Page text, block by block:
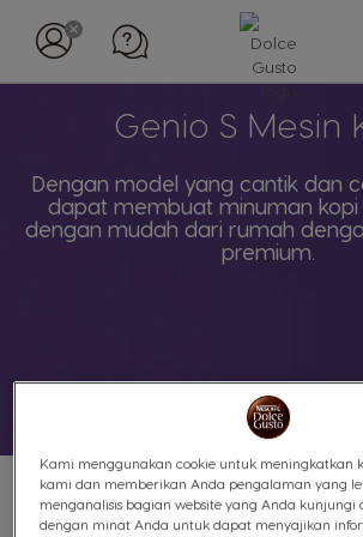
Genio S Mesin
Dengan model yang cantik dan
dapat membuat minuman
dengan mudah dari rumah
premium.
Kami menggunakan cookie untuk meningkatkan
kami dan memberikan Anda pengalaman yang
menganalisis bagian website yang Anda kunjungi
dengan minat Anda untuk dapat menyajikan